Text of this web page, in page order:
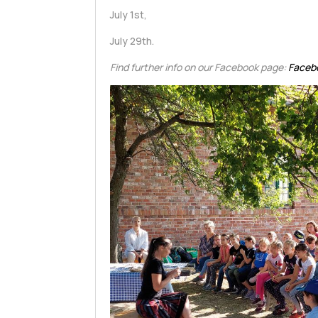
July 1st,
July 29th.
Find further info on our Facebook page: